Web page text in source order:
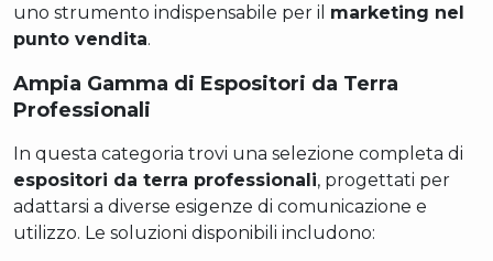
uno strumento indispensabile per il marketing nel
punto vendita.
Ampia Gamma di Espositori da Terra
Professionali
In questa categoria trovi una selezione completa di
espositori da terra professionali, progettati per
adattarsi a diverse esigenze di comunicazione e
utilizzo. Le soluzioni disponibili includono: